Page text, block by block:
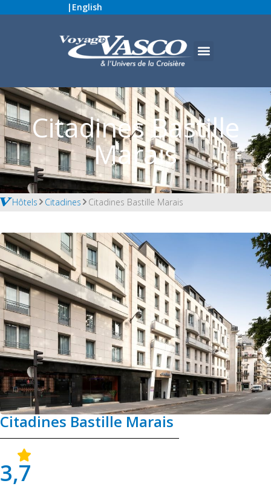
| English
Citadines Bastille
Marais
Hôtels Citadines Citadines Bastille Marais
Citadines Bastille Marais
3,7